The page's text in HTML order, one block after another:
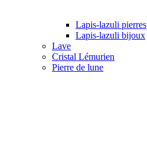
Lapis-lazuli pierres
Lapis-lazuli bijoux
Lave
Cristal Lémurien
Pierre de lune